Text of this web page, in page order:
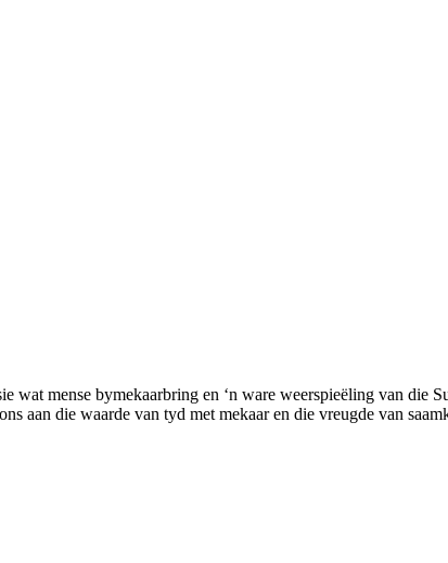
wat mense bymekaarbring en ‘n ware weerspieëling van die
aan die waarde van tyd met mekaar en die vreugde van